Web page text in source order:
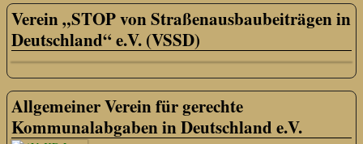
Verein „STOP von Straßenausbaubeiträgen in
Deutschland“ e.V. (VSSD)
Allgemeiner Verein für gerechte
Kommunalabgaben in Deutschland e.V.